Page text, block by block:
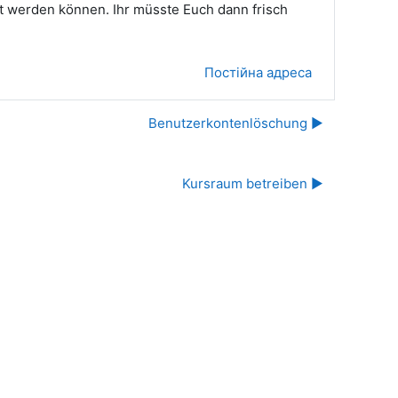
können. Ihr müsste Euch dann frisch
Постійна адреса
Benutzerkontenlöschung ▶︎
Kursraum betreiben ▶︎